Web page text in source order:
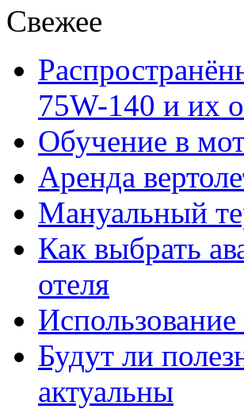
Свежее
75W-140 и их
Обучение в
Аренда
Мануальный
Как выбрать
отеля
Будут ли
актуальны